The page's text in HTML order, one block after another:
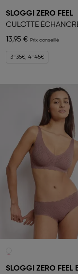
SLOGGI ZERO FEEL
CULOTTE
13,95 €
3=35€, 4=45€
SLOGGI ZERO FEEL